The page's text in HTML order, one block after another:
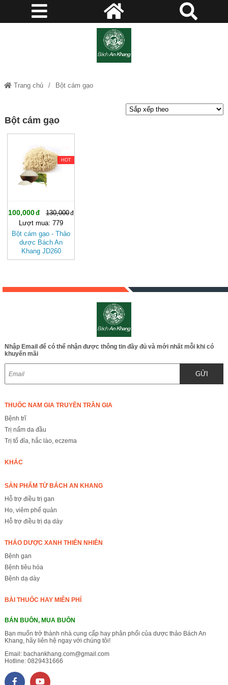
Trang chủ Bột cám gạo
Bột cám gạo
HOT
100,000
130,000
Lượt mua: 779
Bột cám gạo - Thảo
dược Bách An
Khang JD260
botcamgao
Nhập Email để có thể nhận được thông tin đầy đủ và mới nhất mỗi khi có
khuyến mãi
GỬI
THUỐC NAM GIA TRUYỀN TRẦN GIA
Bệnh trĩ
Trị nấm da đầu
Trị tổ đỉa, hắc lào, eczema
KHÁC
SẢN PHẨM TỪ BÁCH AN KHANG
Hỗ trợ điều trị gan
Ho, viêm phế quản
Hỗ trợ điều trị dạ dày
THẢO DƯỢC XANH THIÊN NHIÊN
Bệnh gan
Bệnh tiêu hóa
Bệnh dạ dày
BÀI THUỐC HAY MIỄN PHÍ
BÁN BUÔN, MUA BUÔN
Bạn muốn trở thành nhà cung cấp hay phân phối của dược thảo Bách An
Khang, hãy liên hệ ngay với chúng tôi!
Email: bachankhang.com@gmail.com
Hotline: 0829431666